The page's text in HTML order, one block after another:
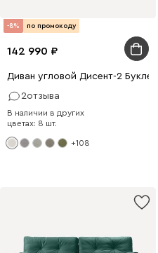
-8% по промокоду
142 990
Диван угловой Дисент-2 Букле
2отзыва
В наличии в других
цветах: 8 шт.
+108